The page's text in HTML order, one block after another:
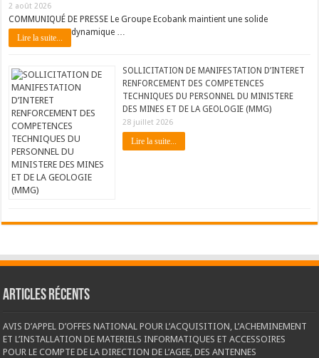
2 août 2026
COMMUNIQUÉ DE PRESSE Le Groupe Ecobank maintient une solide
dynamique …
Lire la suite...
SOLLICITATION DE MANIFESTATION D’INTERET
RENFORCEMENT DES COMPETENCES
TECHNIQUES DU PERSONNEL DU MINISTERE
DES MINES ET DE LA GEOLOGIE (MMG)
28 juillet 2026
Lire la suite...
Articles récents
AVIS D’APPEL D’OFFES NATIONAL POUR L’ACQUISITION, L’ACHEMINEMENT
ET L’INSTALLATION DE MATERIELS INFORMATIQUES ET ACCESSOIRES
POUR LE COMPTE DE LA DIRECTION DE L’AGEE, DES ANTENNES